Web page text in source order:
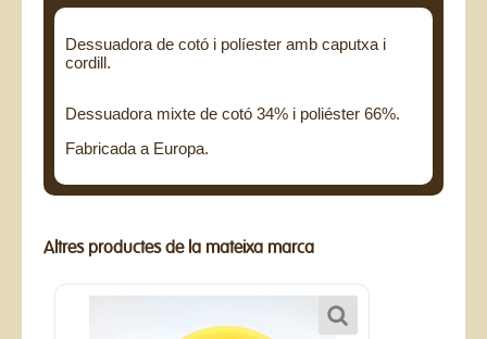
Dessuadora de cotó i políester amb caputxa i
cordill.
Dessuadora mixte de cotó 34% i poliéster 66%.
Fabricada a Europa.
Altres productes de la mateixa marca